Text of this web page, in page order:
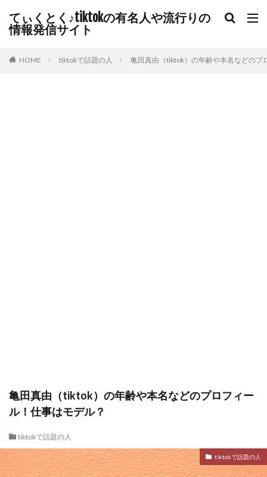
てぃくとく♪tiktokの有名人や流行りの
情報発信サイト
HOME tiktokで話題の人 亀田真由（tiktok）の年齢や本名などのプ
亀田真由（tiktok）の年齢や本名などのプロフィー
ル！仕事はモデル？
tiktokで話題の人
tiktokで話題の人